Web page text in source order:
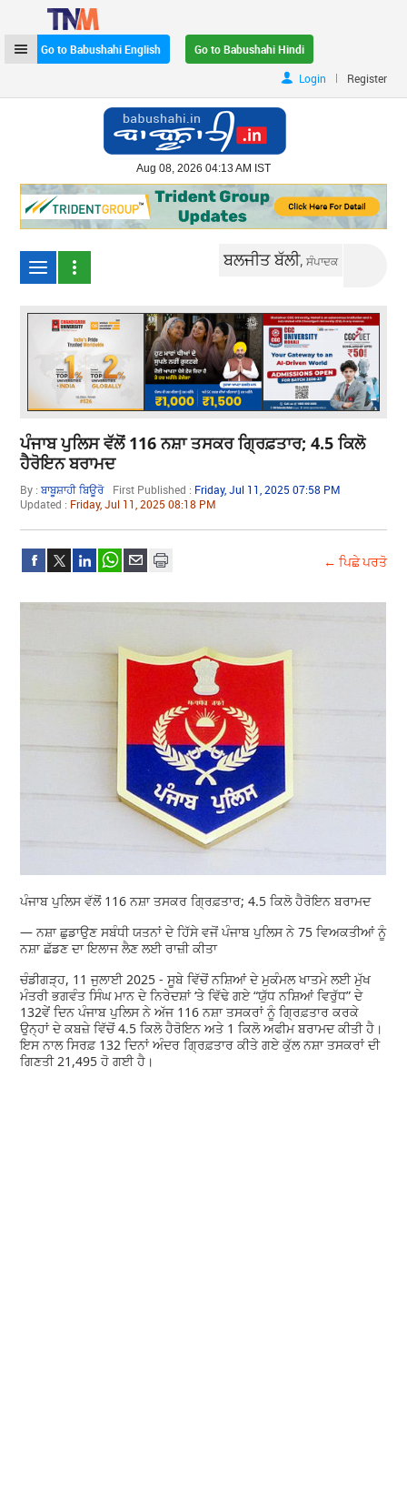
Go to Babushahi English
Go to Babushahi Hindi
Login
| Register
Aug 08, 2026 04:13 AM IST
ਬਲਜੀਤ ਬੱਲੀ,ਸੰਪਾਦਕ
ਪੰਜਾਬ ਪੁਲਿਸ ਵੱਲੋਂ 116 ਨਸ਼ਾ ਤਸਕਰ ਗ੍ਰਿਫ਼ਤਾਰ; 4.5 ਕਿਲੋ
ਹੈਰੋਇਨ ਬਰਾਮਦ
By :ਬਾਬੂਸ਼ਾਹੀ ਬਿਊਰੋ First Published : Friday, Jul 11, 2025 07:58 PM
Updated : Friday, Jul 11, 2025 08:18 PM
← ਪਿਛੇ ਪਰਤੋ
ਪੰਜਾਬ ਪੁਲਿਸ ਵੱਲੋਂ 116 ਨਸ਼ਾ ਤਸਕਰ ਗ੍ਰਿਫ਼ਤਾਰ; 4.5 ਕਿਲੋ ਹੈਰੋਇਨ ਬਰਾਮਦ
— ਨਸ਼ਾ ਛੁਡਾਉਣ ਸਬੰਧੀ ਯਤਨਾਂ ਦੇ ਹਿੱਸੇ ਵਜੋਂ ਪੰਜਾਬ ਪੁਲਿਸ ਨੇ 75 ਵਿਅਕਤੀਆਂ ਨੂੰ
ਨਸ਼ਾ ਛੱਡਣ ਦਾ ਇਲਾਜ ਲੈਣ ਲਈ ਰਾਜ਼ੀ ਕੀਤਾ
ਚੰਡੀਗੜ੍ਹ, 11 ਜੁਲਾਈ 2025 - ਸੂਬੇ ਵਿੱਚੋਂ ਨਸ਼ਿਆਂ ਦੇ ਮੁਕੰਮਲ ਖਾਤਮੇ ਲਈ ਮੁੱਖ
ਮੰਤਰੀ ਭਗਵੰਤ ਸਿੰਘ ਮਾਨ ਦੇ ਨਿਰੇਦਸ਼ਾਂ ‘ਤੇ ਵਿੱਢੇ ਗਏ “ਯੁੱਧ ਨਸ਼ਿਆਂ ਵਿਰੁੱਧ” ਦੇ
132ਵੇਂ ਦਿਨ ਪੰਜਾਬ ਪੁਲਿਸ ਨੇ ਅੱਜ 116 ਨਸ਼ਾ ਤਸਕਰਾਂ ਨੂੰ ਗ੍ਰਿਫ਼ਤਾਰ ਕਰਕੇ
ਉਨ੍ਹਾਂ ਦੇ ਕਬਜ਼ੇ ਵਿੱਚੋਂ 4.5 ਕਿਲੋ ਹੈਰੋਇਨ ਅਤੇ 1 ਕਿਲੋ ਅਫੀਮ ਬਰਾਮਦ ਕੀਤੀ ਹੈ।
ਇਸ ਨਾਲ ਸਿਰਫ਼ 132 ਦਿਨਾਂ ਅੰਦਰ ਗ੍ਰਿਫ਼ਤਾਰ ਕੀਤੇ ਗਏ ਕੁੱਲ ਨਸ਼ਾ ਤਸਕਰਾਂ ਦੀ
ਗਿਣਤੀ 21,495 ਹੋ ਗਈ ਹੈ।